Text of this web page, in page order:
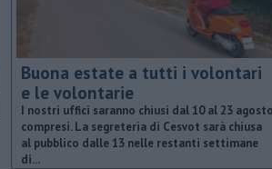
Buona estate a tutti i volontari
e le volontarie
I nostri uffici saranno chiusi dal 10 al 23 agosto
compresi. La segreteria di Cesvot sarà chiusa
al pubblico dalle 13 nelle restanti settimane
di...